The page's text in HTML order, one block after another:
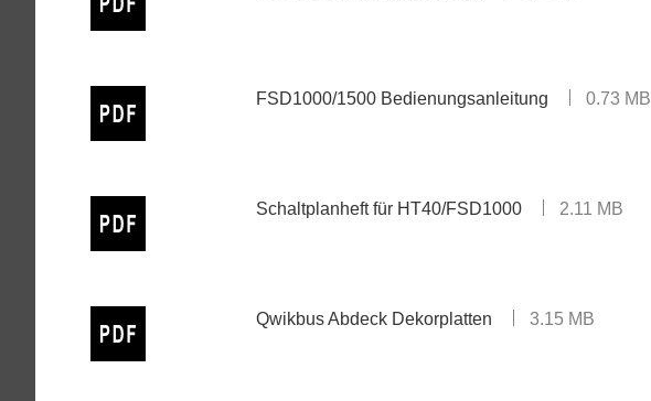
FSD1000/1500 Bedienungsanleitung 0.73 MB
Schaltplanheft für HT40/FSD1000 2.11 MB
Qwikbus Abdeck Dekorplatten 3.15 MB